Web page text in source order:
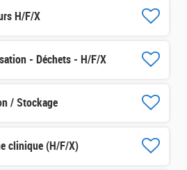
H/F/X
- Déchets - H/F/X
/ Stockage
clinique (H/F/X)